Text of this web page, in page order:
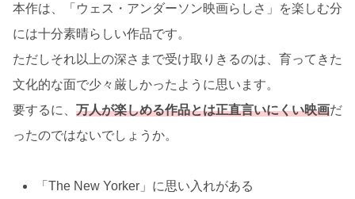
本作は、「ウェス・アンダーソン映画らしさ」を楽しむ分
には十分素晴らしい作品です。
ただしそれ以上の深さまで受け取りきるのは、育ってきた
文化的な面で少々厳しかったように思います。
要するに、 万人が楽しめる作品とは正直言いにくい映画だ
ったのではないでしょうか。
「The New Yorker」に思い入れがある